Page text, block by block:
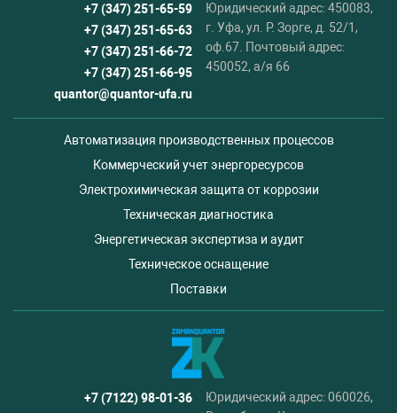
+7 (347) 251-65-59
+7 (347) 251-65-63
+7 (347) 251-66-72
+7 (347) 251-66-95
quantor@quantor-ufa.ru
Юридический адрес: 450083,
г. Уфа, ул. Р. Зорге, д. 52/1,
оф.67. Почтовый адрес:
450052, а/я 66
Автоматизация производственных процессов
Коммерческий учет энергоресурсов
Электрохимическая защита от коррозии
Техническая диагностика
Энергетическая экспертиза и аудит
Техническое оснащение
Поставки
+7 (7122) 98-01-36
Юридический адрес: 060026,